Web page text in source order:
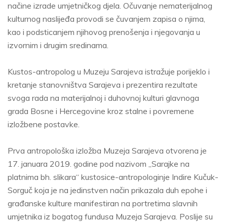
načine izrade umjetničkog djela. Očuvanje nematerijalnog
kulturnog naslijeđa provodi se čuvanjem zapisa o njima,
kao i podsticanjem njihovog prenošenja i njegovanja u
izvornim i drugim sredinama.
Kustos-antropolog u Muzeju Sarajeva istražuje porijeklo i
kretanje stanovništva Sarajeva i prezentira rezultate
svoga rada na materijalnoj i duhovnoj kulturi glavnoga
grada Bosne i Hercegovine kroz stalne i povremene
izložbene postavke.
Prva antropološka izložba Muzeja Sarajeva otvorena je
17. januara 2019. godine pod nazivom „Sarajke na
platnima bh. slikara“ kustosice-antropologinje Indire Kučuk-
Sorguč koja je na jedinstven način prikazala duh epohe i
građanske kulture manifestiran na portretima slavnih
umjetnika iz bogatog fundusa Muzeja Sarajeva. Poslije su